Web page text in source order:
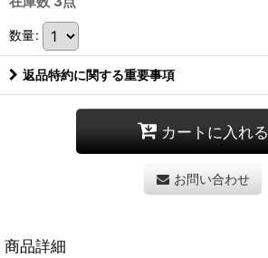
数量:
返品特約に関する重要事項
カートに入れる
お問い合わせ
商品詳細